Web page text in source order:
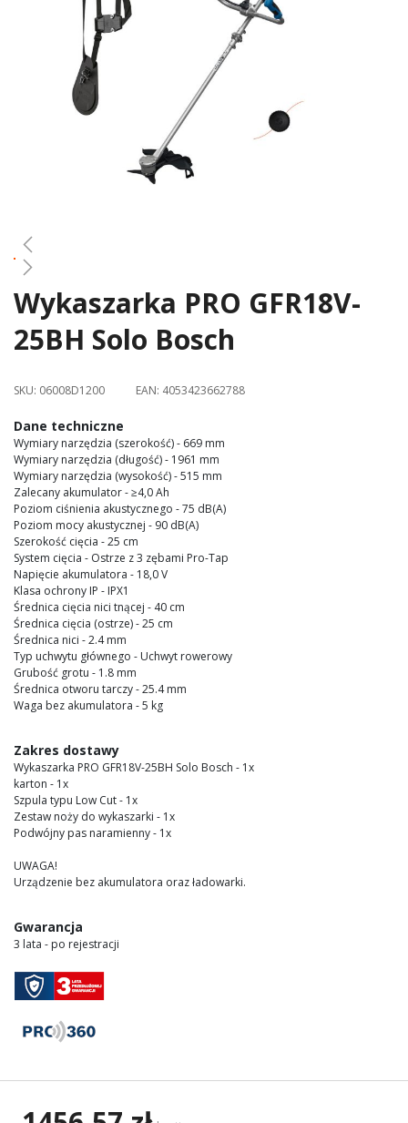
Skip
to
the
of
images
gallery
Wykaszarka PRO GFR18V-
25BH Solo Bosch
SKU: 06008D1200 EAN: 4053423662788
Dane techniczne
Wymiary narzędzia (szerokość) - 669 mm
Wymiary narzędzia (długość) - 1961 mm
Wymiary narzędzia (wysokość) - 515 mm
Zalecany akumulator - ≥4,0 Ah
Poziom ciśnienia akustycznego - 75 dB(A)
Poziom mocy akustycznej - 90 dB(A)
Szerokość cięcia - 25 cm
System cięcia - Ostrze z 3 zębami Pro-Tap
Napięcie akumulatora - 18,0 V
Klasa ochrony IP - IPX1
Średnica cięcia nici tnącej - 40 cm
Średnica cięcia (ostrze) - 25 cm
Średnica nici - 2.4 mm
Typ uchwytu głównego - Uchwyt rowerowy
Grubość grotu - 1.8 mm
Średnica otworu tarczy - 25.4 mm
Waga bez akumulatora - 5 kg
Zakres dostawy
Wykaszarka PRO GFR18V-25BH Solo Bosch - 1x
karton - 1x
Szpula typu Low Cut - 1x
Zestaw noży do wykaszarki - 1x
Podwójny pas naramienny - 1x
UWAGA!
Urządzenie bez akumulatora oraz ładowarki.
Gwarancja
3 lata - po rejestracji